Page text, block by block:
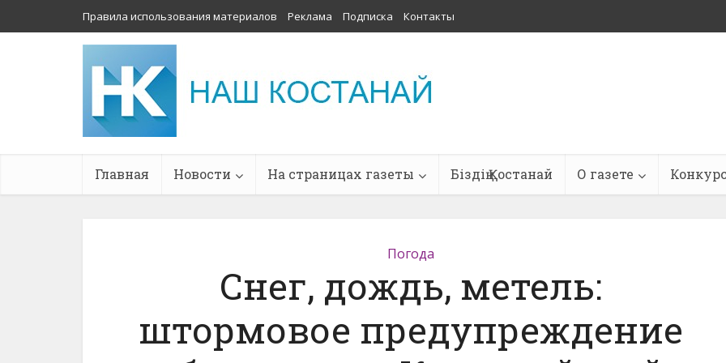
Правила использования материалов Реклама Подписка Контакты
Главная Новости На страницах газеты Біздің Қостанай О газете
Погода
Снег, дождь, метель:
штормовое предупреждение